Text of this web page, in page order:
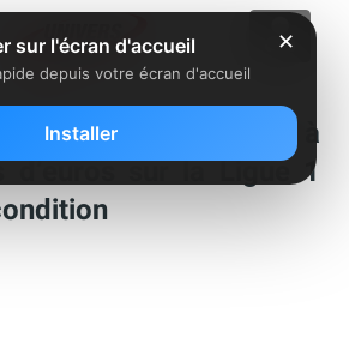
OK pour un accord à
d’euros sur la Ligue 1
✕
sur l'écran d'accueil
depuis votre écran d'accueil
Installer